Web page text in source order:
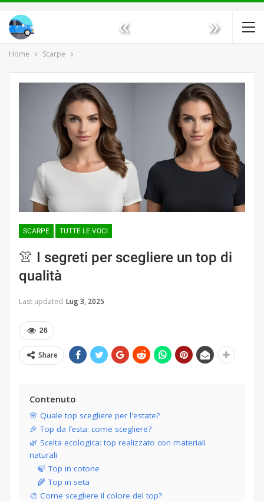
« »
Home Scarpe
SCARPE TUTTE LE VOCI
👚 I segreti per scegliere un top di
qualità
Last updated Lug 3, 2025
26
Share
Contenuto
🌸 Quale top scegliere per l'estate?
🎉 Top da festa: come scegliere?
🌿 Scelta ecologica: top realizzato con materiali
naturali
🍃 Top in cotone
🌾 Top in seta
🎨 Come scegliere il colore del top?